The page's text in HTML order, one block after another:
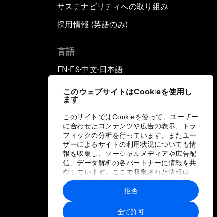
このウェブサイトはCookieを使用し
ます
このサイトではCookieを使って、ユーザー
に合わせたコンテンツや広告の表示、トラ
フィックの分析を行っています。またユー
ザーによるサイトの利用状況についても情
報を収集し、ソーシャルメディアや広告配
信、データ解析の各パートナーに情報を共
有しています。ここで収集された情報は、
ユーザーが各パートナーに提供した他の情
報や各パートナーのサービスを使用した際
に収集された情報と組み合わされ、各パー
トナーによって使用されることがありま
全て許可
拒否
サステナビリティへの取り組み
採用情報 (英語のみ)
言語
EN ▪ ES▪中文▪ 日本語